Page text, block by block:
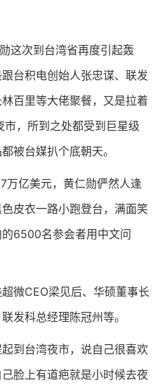
次到台湾省再度引起轰
台积电创始人张忠谋、联发
百里等大佬聚餐，又是拉着
，所到之处都受到巨星级
被台媒扒个底朝天。
亿美元，黄仁勋俨然人逢
皮衣一路小跑登台，满面笑
6500名参会者用中文问
CEO梁见后、华硕董事长
发科总经理陈冠州等。
台湾夜市，说自己很喜欢
脸上有道疤就是小时候去夜